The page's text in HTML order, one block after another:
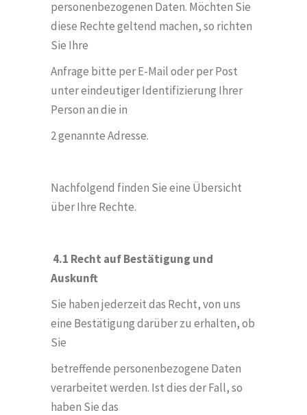
personenbezogenen Daten. Möchten Sie
diese Rechte geltend machen, so richten
Sie Ihre
Anfrage bitte per E-Mail oder per Post
unter eindeutiger Identifizierung Ihrer
Person an die in
2 genannte Adresse.
Nachfolgend finden Sie eine Übersicht
über Ihre Rechte.
4.1 Recht auf Bestätigung und
Auskunft
Sie haben jederzeit das Recht, von uns
eine Bestätigung darüber zu erhalten, ob
Sie
betreffende personenbezogene Daten
verarbeitet werden. Ist dies der Fall, so
haben Sie das